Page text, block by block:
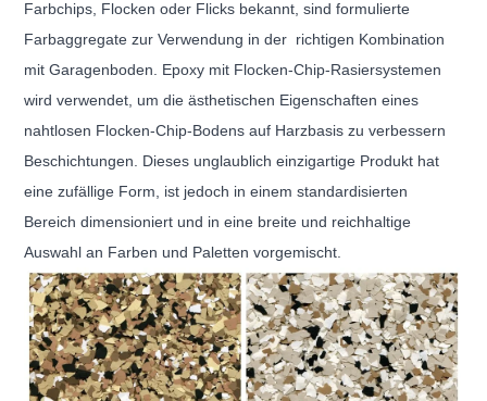
Farbchips, Flocken oder Flicks bekannt, sind formulierte
Farbaggregate zur Verwendung in der richtigen Kombination
mit Garagenboden. Epoxy mit Flocken-Chip-Rasiersystemen
wird verwendet, um die ästhetischen Eigenschaften eines
nahtlosen Flocken-Chip-Bodens auf Harzbasis zu verbessern
Beschichtungen. Dieses unglaublich einzigartige Produkt hat
eine zufällige Form, ist jedoch in einem standardisierten
Bereich dimensioniert und in eine breite und reichhaltige
Auswahl an Farben und Paletten vorgemischt.